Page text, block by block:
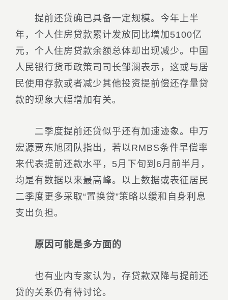
提前还贷确已具备一定规模。今年上半
年，个人住房贷款累计发放同比增加5100亿
元，个人住房贷款余额总体却出现减少。中国
人民银行货币政策司司长邹澜表示，这或与居
民使用存款或者减少其他投资提前偿还存量贷
款的现象大幅增加有关。
二季度提前还贷似乎还有加速迹象。申万
宏源贾东旭团队指出，若以RMBS条件早偿率
来代表提前还款水平，5月下旬到6月前半月，
均是有数据以来最高峰。以上数据或表征居民
二季度更多采取“置换贷”策略以缓和自身利息
支出负担。
原因可能是多方面的
也有业内专家认为，存贷款双降与提前还
贷的关系仍有待讨论。